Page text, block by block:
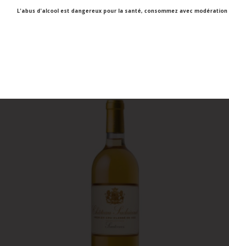
L'abus d'alcool est dangereux pour la santé, consommez avec modération
Victor Hugo)